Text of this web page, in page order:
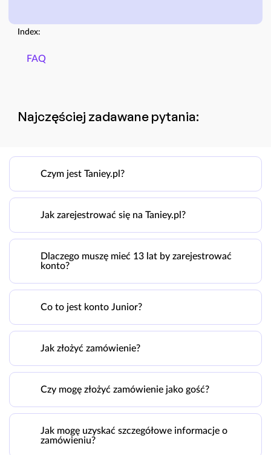
Index:
FAQ
Najczęściej zadawane pytania:
Czym jest Taniey.pl?
Jak zarejestrować się na Taniey.pl?
Dlaczego muszę mieć 13 lat by zarejestrować
konto?
Co to jest konto Junior?
Jak złożyć zamówienie?
Czy mogę złożyć zamówienie jako gość?
Jak mogę uzyskać szczegółowe informacje o
zamówieniu?